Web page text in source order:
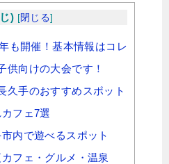
) [閉じる]
も開催！基本情報はコレ
供向けの大会です！
久手のおすすめスポット
フェ7選
内で遊べるスポット
フェ・グルメ・温泉